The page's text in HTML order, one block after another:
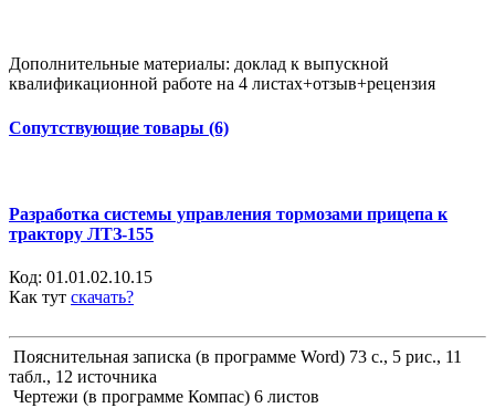
Дополнительные материалы: доклад к выпускной
квалификационной работе на 4 листах+отзыв+рецензия
Сопутствующие товары (6)
Разработка системы управления тормозами прицепа к
трактору ЛТЗ-155
Код: 01.01.02.10.15
Как тут скачать?
Пояснительная записка (в программе Word) 73 с., 5 рис., 11
табл., 12 источника
Чертежи (в программе Компас) 6 листов